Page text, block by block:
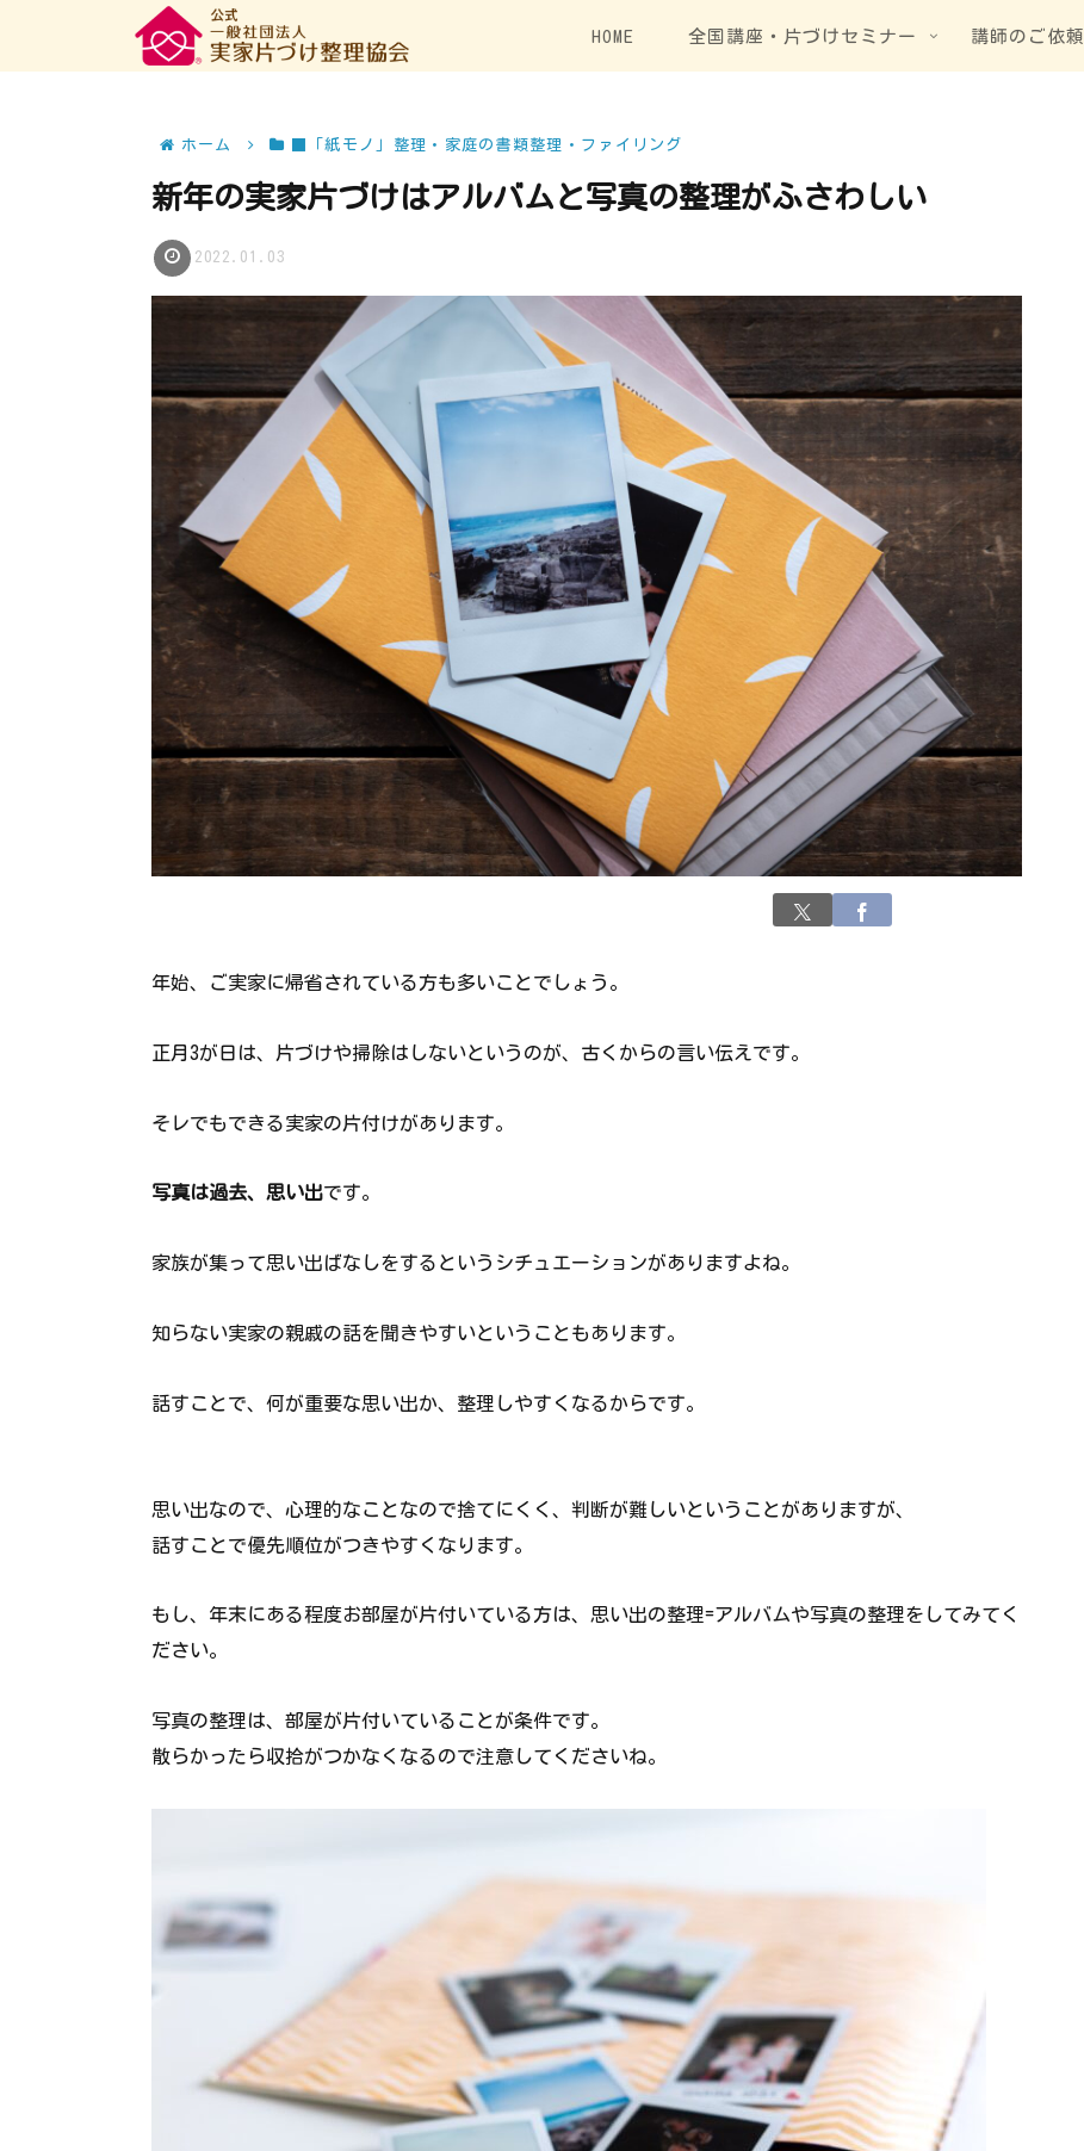
HOME 全国講座・片づけセミナー 講師のご依頼
ホーム ■「紙モノ」整理・家庭の書類整理・ファイリング
新年の実家片づけはアルバムと写真の整理がふさわしい
2022.01.03
年始、ご実家に帰省されている方も多いことでしょう。
正月3が日は、片づけや掃除はしないというのが、古くからの言い伝えです。
そレでもできる実家の片付けがあります。
写真は過去、思い出です。
家族が集って思い出ばなしをするというシチュエーションがありますよね。
知らない実家の親戚の話を聞きやすいということもあります。
話すことで、何が重要な思い出か、整理しやすくなるからです。
思い出なので、心理的なことなので捨てにくく、判断が難しいということがありますが、
話すことで優先順位がつきやすくなります。
もし、年末にある程度お部屋が片付いている方は、思い出の整理=アルバムや写真の整理をしてみてく
ださい。
写真の整理は、部屋が片付いていることが条件です。
散らかったら収拾がつかなくなるので注意してくださいね。